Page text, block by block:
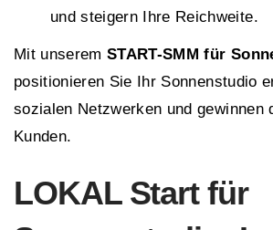
und steigern Ihre Reichweite.
Mit unseremSTART-SMM für
positionieren Sie Ihr Sonnenstudio
sozialen Netzwerken und gewinnen
Kunden.
LOKALStart für